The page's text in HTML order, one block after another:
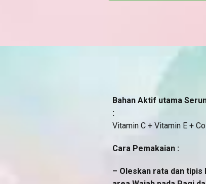
Bahan Aktif utama
:
Vitamin C + Vitamin E +
Cara Pemakaian :
– Oleskan rata dan tipis